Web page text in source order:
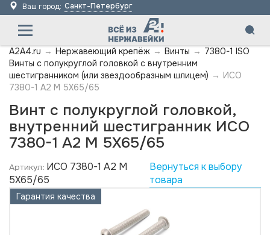
Ваш город: Санкт-Петербург
A2A4.ru → Нержавеющий крепёж → Винты → 7380-1 ISO
Винты с полукруглой головкой с внутренним
шестигранником (или звездообразным шлицем) → ИСО
7380-1 А2 M 5X65/65
Винт с полукруглой головкой,
внутренний шестигранник ИСО
7380-1 А2 M 5X65/65
Артикул: ИСО 7380-1 А2 M
5X65/65
Вернуться к выбору
товара
Гарантия качества